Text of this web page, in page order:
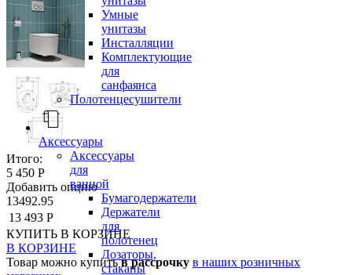
Умные
унитазы
Инсталляции
Комплектующие
для
санфаянса
Полотенцесушители
Аксессуары
Аксессуары
для
ванной
Бумагодержатели
Держатели
для
полотенец
Дозаторы,
стаканы
Итого:
5 450 Р
Добавить опцию
13492.95
13 493 Р
КУПИТЬ В КОРЗИНЕ
В КОРЗИНЕ
Товар можно купитьв рассрочку в наших розничных